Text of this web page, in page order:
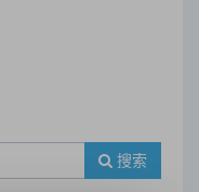
搜索